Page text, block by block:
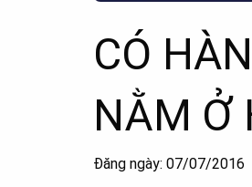
CÓ
NẰM Ở
Đăng ngày: 07/07/2016